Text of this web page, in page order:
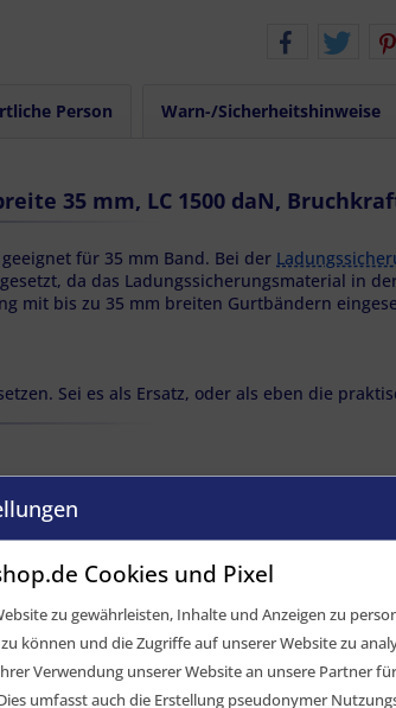
Person Warn-/Sicherheitshinweise
35 mm, LC 1500 daN,
für 35 mm Band. Bei der
da das Ladungssicherungsmaterial in
mit bis zu 35 mm breiten Gurtbändern
Sei es als Ersatz, oder als eben die
Cookies und Pixel
zu gewährleisten, Inhalte und Anzeigen zu
können und die Zugriffe auf unserer Website zu
Verwendung unserer Website an unsere Partner
umfasst auch die Erstellung pseudonymer